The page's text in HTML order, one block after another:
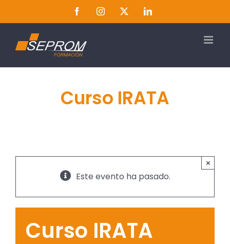
al
contenido
FacebookInstagramTwitterLinkedIn
Curso IRATA
Este evento ha pasado.
×
Curso IRATA